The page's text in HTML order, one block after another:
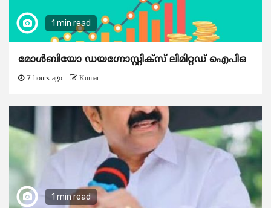
1 min read
മോൾബിയോ ഡയഗ്നോസ്റ്റിക്സ് ലിമിറ്റഡ് ഐപിഒ
7 hours ago Kumar
1 min read